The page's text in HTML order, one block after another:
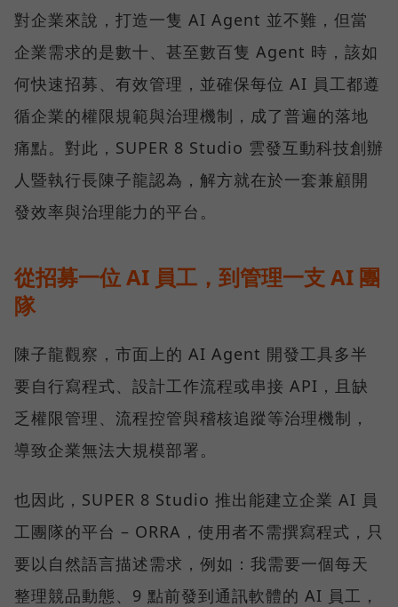
對企業來說，打造一隻 AI Agent 並不難，但當
企業需求的是數十、甚至數百隻 Agent 時，該如
何快速招募、有效管理，並確保每位 AI 員工都遵
循企業的權限規範與治理機制，成了普遍的落地
痛點。對此，SUPER 8 Studio 雲發互動科技創辦
人暨執行長陳子龍認為，解方就在於一套兼顧開
發效率與治理能力的平台。
從招募一位 AI 員工，到管理一支 AI 團
隊
陳子龍觀察，市面上的 AI Agent 開發工具多半
要自行寫程式、設計工作流程或串接 API，且缺
乏權限管理、流程控管與稽核追蹤等治理機制，
導致企業無法大規模部署。
也因此，SUPER 8 Studio 推出能建立企業 AI 員
工團隊的平台 – ORRA，使用者不需撰寫程式，只
要以自然語言描述需求，例如：我需要一個每天
整理競品動態、9 點前發到通訊軟體的 AI 員工，